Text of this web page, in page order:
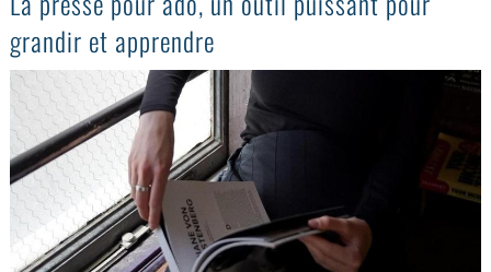
grandir et apprendre